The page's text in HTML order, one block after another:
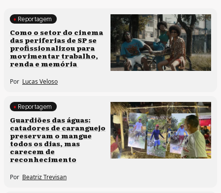
Políticas culturais
Reportagem
Como o setor do cinema
das periferias de SP se
profissionalizou para
movimentar trabalho,
renda e memória
Por Lucas Veloso
Clima e cultura
Reportagem
Guardiões das águas:
catadores de caranguejo
preservam o mangue
todos os dias, mas
carecem de
reconhecimento
Por Beatriz Trevisan